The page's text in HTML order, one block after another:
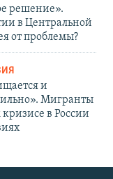
решение».
в Центральной
от проблемы?
и
Мигранты
в России